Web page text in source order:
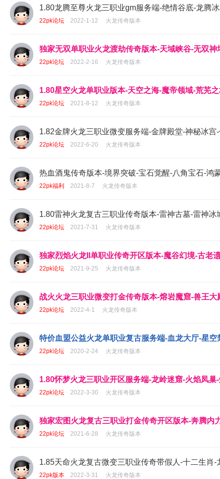
1.80龙腾至尊火龙三职业gm服务端-绝情谷底-龙腾
22pk论坛 2022-1-12 火龙传奇版本
独家无双单职业火龙渡劫传奇版本-天域峡谷-无双神
22pk论坛 2022-2-16 火龙传奇版本
1.80星空火龙单职业版本-天空之海-魔帝领域-荒芜
22pk论坛 2021-8-12 火龙传奇版本
1.82金牌火龙三职业微变服务端-金牌殿堂-神秘冰宫
22pk论坛 2022-6-20 火龙传奇版本
热血酒鬼传奇版本-境界突破-宝石觉醒-八角宝石-鸿
22pk福利 2021-8-7 火龙传奇版本
1.80雷神火龙复古三职业传奇版本-雷神古墓-雷神冰
22pk论坛 2021-7-31 火龙传奇版本
独家烈焰火龙II单职业传奇开区版本-魔谷幻境-古老
22pk论坛 2021-9-25 火龙传奇版本
战火火龙三职业微变打金传奇版本-熔岩魔窟-兽王大
22pk论坛 2022-4-1 火龙传奇版本
特价血盟公益火龙单职业复古服务端-血龙大厅-星空
22pk论坛 2020-2-24 火龙传奇版本
1.80怀梦火龙三职业开区服务端-龙岭迷窟-火焰凤巢
22pk论坛 2022-3-30 火龙传奇版本
独家宏图火龙复古三职业打金传奇开区版本-奔腾内
22pk论坛 2021-6-28 火龙传奇版本
1.85天命火龙复古微变三职业传奇带假人-十二生肖-
22pk版本 2022-3-31 火龙传奇版本